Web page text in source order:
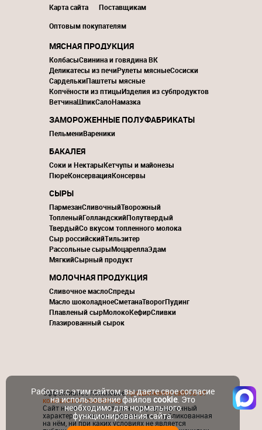
Карта сайта
Поставщикам
Оптовым покупателям
МЯСНАЯ ПРОДУКЦИЯ
КолбасыСвинина и говядина ВК
Деликатесы из печиРулеты мясныеСосиски
СарделькиПаштеты мясные
Копчёности из птицыИзделия из субпродуктов
ВетчинаШпикСалоНамазка
ЗАМОРОЖЕННЫЕ ПОЛУФАБРИКАТЫ
ПельмениВареники
БАКАЛЕЯ
Соки и НектарыКетчупы и майонезы
ПюреКонсервацияКонсервы
СЫРЫ
ПармезанСливочныйТворожный
ТопленыйГолландскийПолутвердый
ТвердыйСо вкусом топленного молока
Сыр российскийТильзитер
Рассольные сырыМоцареллаЭдам
МягкийСырный продукт
МОЛОЧНАЯ ПРОДУКЦИЯ
Сливочное маслоСпреды
Масло шоколадноеСметанаТворогПудинг
Плавленый сырМолокоКефирСливки
Глазированный сырок
Эффективное поисковоепродвижение сайтов от
компании ContactGroup
Сайт носит исключительно информационный
характер и никакая информация, опубликованная
на нём, ни при каких условиях не является
Работая с этим сайтом, вы даете свое согласие
на использование файловcookie. Это
необходимо для нормального
функционирования сайта.